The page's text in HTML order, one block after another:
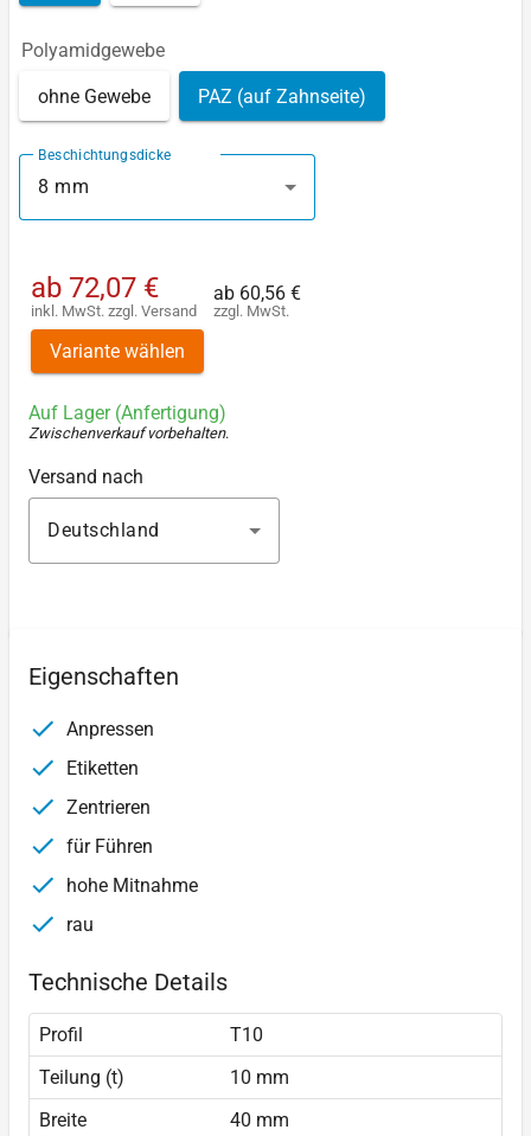
Polyamidgewebe
ohne Gewebe PAZ (auf Zahnseite)
Beschichtungsdicke
8 mm
ab 72,07 €
inkl. MwSt. zzgl. Versand
ab 60,56 €
zzgl. MwSt.
Variante wählen
Auf Lager (Anfertigung)
Zwischenverkauf vorbehalten.
Versand nach
Deutschland
Eigenschaften
Anpressen
Etiketten
Zentrieren
für Führen
hohe Mitnahme
rau
Technische Details
Profil
T10
Teilung (t)
10 mm
Breite
40 mm